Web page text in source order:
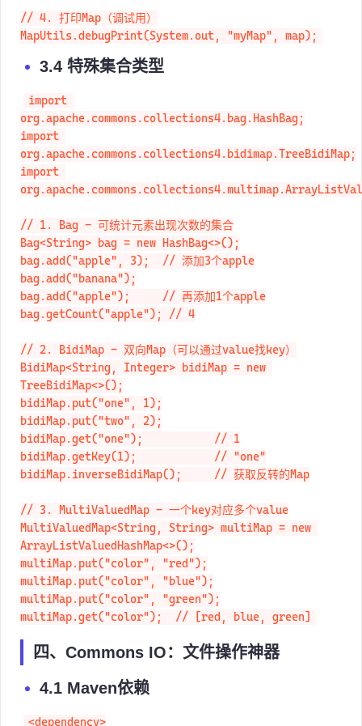
// 4. 打印Map（调试用）
import
org.apache.commons.collections4.bag.HashBag;
import
org.apache.commons.collections4.bidimap.TreeBidiMap;
import
// 1. Bag - 可统计元素出现次数的集合
Bag<String> bag = new HashBag<>();
bag.add("apple", 3);  // 添加3个apple
bag.add("banana");
bag.add("apple");     // 再添加1个apple
// 2. BidiMap - 双向Map（可以通过value找key）
BidiMap<String, Integer> bidiMap = new
TreeBidiMap<>();
bidiMap.put("one", 1);
bidiMap.put("two", 2);
bidiMap.get("one");           // 1
bidiMap.getKey(1);            // "one"
// 3. MultiValuedMap - 一个key对应多个value
MultiValuedMap<String, String> multiMap = new
ArrayListValuedHashMap<>();
multiMap.put("color", "red");
multiMap.put("color", "blue");
multiMap.put("color", "green");